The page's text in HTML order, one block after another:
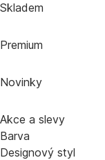
Skladem
Premium
Novinky
Akce a slevy
Barva
Designový styl